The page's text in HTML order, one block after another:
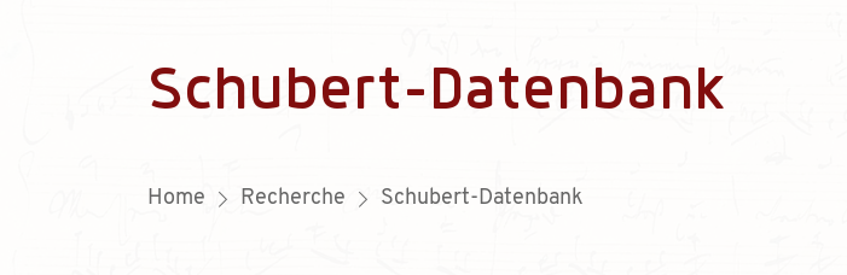
Schubert-Datenbank
Home Recherche Schubert-Datenbank